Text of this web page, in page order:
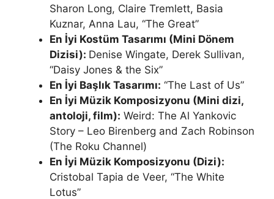
Sharon Long, Claire Tremlett, Basia
Kuznar, Anna Lau, “The Great”
En İyi Kostüm Tasarımı (Mini Dönem
Dizisi): Denise Wingate, Derek Sullivan,
“Daisy Jones & the Six”
En İyi Başlık Tasarımı: “The Last of Us”
En İyi Müzik Komposizyonu (Mini dizi,
antoloji, film): Weird: The Al Yankovic
Story – Leo Birenberg and Zach Robinson
(The Roku Channel)
En İyi Müzik Komposizyonu (Dizi):
Cristobal Tapia de Veer, “The White
Lotus”